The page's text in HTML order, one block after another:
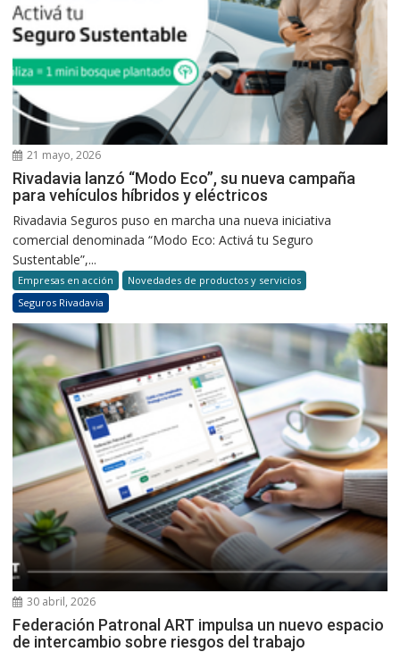
21 mayo, 2026
Rivadavia lanzó “Modo Eco”, su nueva campaña
para vehículos híbridos y eléctricos
Rivadavia Seguros puso en marcha una nueva iniciativa
comercial denominada “Modo Eco: Activá tu Seguro
Sustentable”,...
Empresas en acción
Novedades de productos y servicios
Seguros Rivadavia
30 abril, 2026
Federación Patronal ART impulsa un nuevo espacio
de intercambio sobre riesgos del trabajo